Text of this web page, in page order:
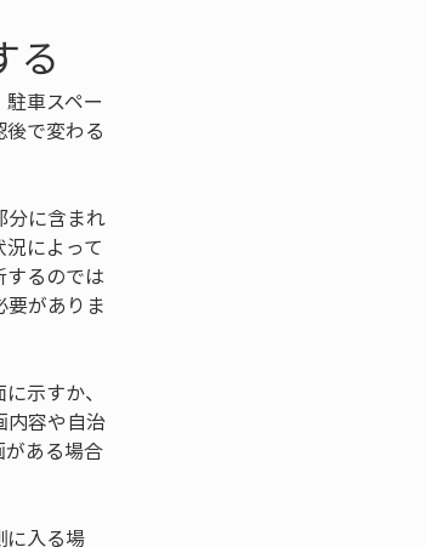
る
車スペー
で変わる
分に含まれ
によって
るのでは
がありま
示すか、
内容や自治
ある場合
に入る場